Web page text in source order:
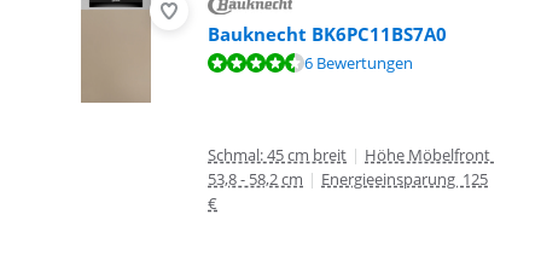
Bauknecht BK6PC11BS7A0
Bewertet mit 8,5 von 10, basierend auf 6 Bewertungen.
6 Bewertungen
Schmal: 45 cm breit | Höhe Möbelfront
53,8 - 58,2 cm | Energieeinsparung 125
€